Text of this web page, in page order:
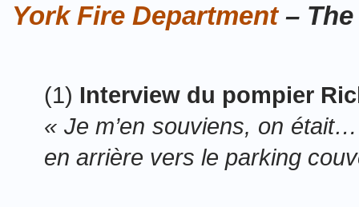
YorkFire Department– The
(1) Interview du pompier
« Je m’en souviens, on
en arrière vers le parking